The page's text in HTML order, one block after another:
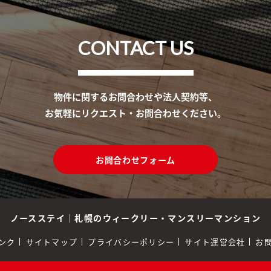
CONTACT US
物件に関するお問合わせや法人契約等、
お気軽にリクエスト・お問合わせください。
お問合わせフォーム
ノースステイ ｜札幌のウィークリー・マンスリーマンション
ク サイトマップ プライバシーポリシー サイト運営会社 お